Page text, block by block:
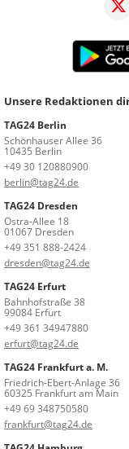
Unsere Redaktionen
TAG24 Berlin
Schönhauser Allee 36
10435 Berlin
+49 30 120880900
berlin@tag24.de
TAG24 Dresden
Ostra-Allee 18
01067 Dresden
+49 351 888-2424
dresden@tag24.de
TAG24 Erfurt
Bahnhofstraße 38
99084 Erfurt
+49 361 34947880
erfurt@tag24.de
TAG24 Frankfurt a. M.
Friedrich-Ebert-Anlage 36
60325 Frankfurt am Main
+49 69 348750580
frankfurt@tag24.de